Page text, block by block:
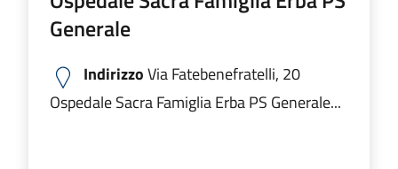
Generale
IndirizzoVia Fatebenefratelli, 20
Ospedale Sacra Famiglia Erba PS Generale...